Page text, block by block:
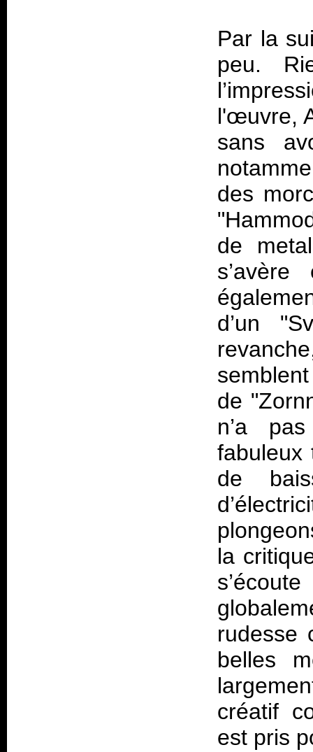
Par la
peu.
l'œuvre,
sans
des
de
d’un
de
n’a
fabuleux
de
la
rudesse
belles
créatif
est pris